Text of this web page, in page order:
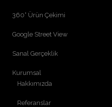
360° Ürün Çekimi
Google Street View
Sanal Gerçeklik
Kurumsal
Hakkımızda
Referanslar